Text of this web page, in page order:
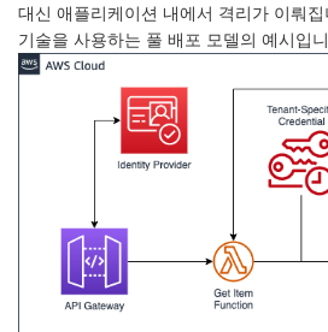
대신 애플리케이션 내에서 격리가 이뤄
기술을 사용하는 풀 배포 모델의 예시입